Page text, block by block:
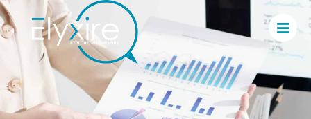
Google Analytics : Introduction aux basiques